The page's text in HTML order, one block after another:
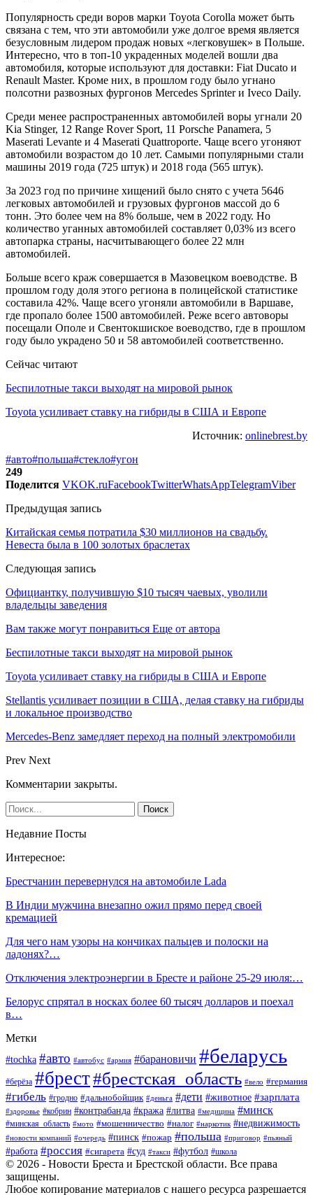
Популярность среди воров марки Toyota Corolla может быть
связана с тем, что эти автомобили уже долгое время является
безусловным лидером продаж новых «легковушек» в Польше.
Интересно, что в топ-10 украденных моделей вошли два
автомобиля, которые используют для доставки: Fiat Ducato и
Renault Master. Кроме них, в прошлом году было угнано
полсотни развозных фургонов Mercedes Sprinter и Iveco Daily.
Среди менее распространенных автомобилей воры угнали 20
Kia Stinger, 12 Range Rover Sport, 11 Porsche Panamera, 5
Maserati Levante и 4 Maserati Quattroporte. Чаще всего угоняют
автомобили возрастом до 10 лет. Самыми популярными стали
машины 2019 года (725 штук) и 2018 года (565 штук).
За 2023 год по причине хищений было снято с учета 5646
легковых автомобилей и грузовых фургонов массой до 6
тонн. Это более чем на 8% больше, чем в 2022 году. Но
количество уганных автомобилей составляет 0,03% из всего
автопарка страны, насчитывающего более 22 млн
автомобилей.
Больше всего краж совершается в Мазовецком воеводстве. В
прошлом году доля этого региона в полицейской статистике
составила 42%. Чаще всего угоняли автомобили в Варшаве,
где пропало более 1500 автомобилей. Реже всего автоворы
посещали Ополе и Свентокшиское воеводство, где в прошлом
году было украдено 50 и 58 автомобилей соответственно.
Сейчас читают
Беспилотные такси выходят на мировой рынок
Toyota усиливает ставку на гибриды в США и Европе
Источник: onlinebrest.by
#авто#польша#стекло#угон
249
Поделится VKOK.ruFacebookTwitterWhatsAppTelegramViber
Предыдущая запись
Китайская семья потратила $30 миллионов на свадьбу.
Невеста была в 100 золотых браслетах
Следующая запись
Официантку, получившую $10 тысяч чаевых, уволили
владельцы заведения
Вам также могут понравиться Еще от автора
Беспилотные такси выходят на мировой рынок
Toyota усиливает ставку на гибриды в США и Европе
Stellantis усиливает позиции в США, делая ставку на гибриды
и локальное производство
Mercedes-Benz замедляет переход на полный электромобили
Prev Next
Комментарии закрыты.
Недавние Посты
Интересное:
Брестчанин перевернулся на автомобиле Lada
В Индии мужчина внезапно ожил прямо перед своей
кремацией
Для чего нам узоры на кончиках пальцев и полоски на
ладонях?…
Отключения электроэнергии в Бресте и районе 25-29 июля:…
Белорус спрятал в носках более 60 тысяч долларов и поехал
в…
Метки
#tochka #авто #автобус #армия #барановичи #беларусь
#берёза #брест#брестская_область #вело #германия
#гибель #гродно #дальнобойщик #деньга #дети #животное #зарплата
#здоровье #кобрин #контрабанда #кража #литва #медицина #минск
#минская_область #мото #мошенничество #налог #наркотик #недвижимость
#новости компаний #очередь #пинск #пожар #польша #приговор #пьяный
#работа #россия #сигарета #суд #такси #футбол #школа
© 2026 - Новости Бреста и Брестской области. Все права
защищены.
Любое копирование материалов с нашего ресурса разрешается